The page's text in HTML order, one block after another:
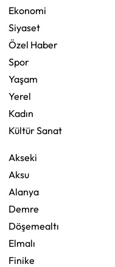
Ekonomi
Siyaset
Özel Haber
Spor
Yaşam
Yerel
Kadın
Kültür Sanat
Akseki
Aksu
Alanya
Demre
Döşemealtı
Elmalı
Finike